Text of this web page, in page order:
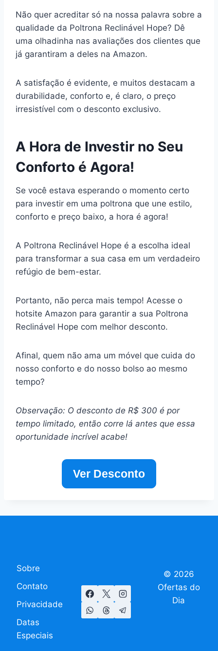
Não quer acreditar só na nossa palavra sobre a
qualidade da Poltrona Reclinável Hope? Dê
uma olhadinha nas avaliações dos clientes que
já garantiram a deles na Amazon.
A satisfação é evidente, e muitos destacam a
durabilidade, conforto e, é claro, o preço
irresistível com o desconto exclusivo.
A Hora de Investir no Seu
Conforto é Agora!
Se você estava esperando o momento certo
para investir em uma poltrona que une estilo,
conforto e preço baixo, a hora é agora!
A Poltrona Reclinável Hope é a escolha ideal
para transformar a sua casa em um verdadeiro
refúgio de bem-estar.
Portanto, não perca mais tempo! Acesse o
hotsite Amazon para garantir a sua Poltrona
Reclinável Hope com melhor desconto.
Afinal, quem não ama um móvel que cuida do
nosso conforto e do nosso bolso ao mesmo
tempo?
Observação: O desconto de R$ 300 é por
tempo limitado, então corre lá antes que essa
oportunidade incrível acabe!
Ver Desconto
Sobre
Contato
Privacidade
Datas
Especiais
© 2026
Ofertas do
Dia